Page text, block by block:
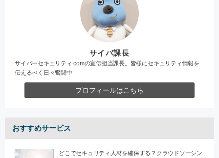
サイバ課長
サイバーセキュリティ.comの宣伝担当課長。皆様にセキュリティ情報を
伝えるべく日々奮闘中
プロフィールはこちら
おすすめサービス
どこでセキュリティ人材を確保する？クラウドソーシン